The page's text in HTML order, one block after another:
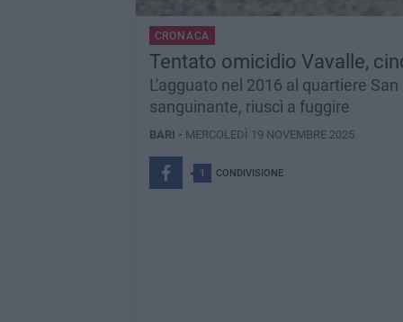
CRONACA
Tentato omicidio Vavalle,
L'agguato nel 2016 al quartiere
sanguinante, riuscì a fuggire
BARI - MERCOLEDÌ 19 NOVEMBRE 2025
1 CONDIVISIONE